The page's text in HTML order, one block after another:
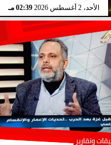
الأحد، 2 أغسطس 2026 02:39 مـ